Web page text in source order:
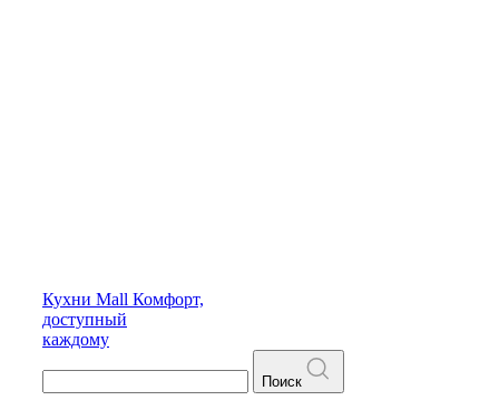
Кухни Mall Комфорт,
доступный
каждому
Поиск